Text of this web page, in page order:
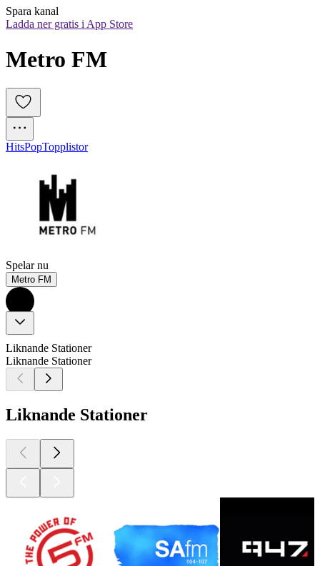
Spara kanal
Ladda ner gratis i App Store
Metro FM
HitsPopTopplistor
Spelar nu
Metro FM
Liknande Stationer
Liknande Stationer
Liknande Stationer